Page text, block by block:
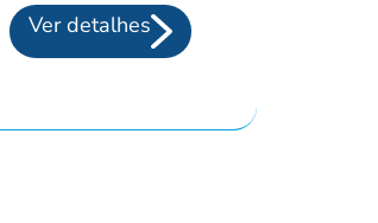
Ver detalhes